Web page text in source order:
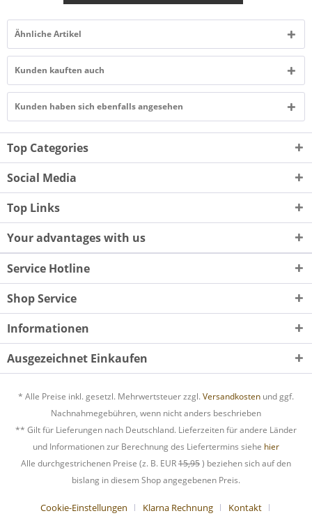
Ähnliche Artikel
Kunden kauften auch
Kunden haben sich ebenfalls angesehen
Top Categories
Social Media
Top Links
Your advantages with us
Service Hotline
Shop Service
Informationen
Ausgezeichnet Einkaufen
* Alle Preise inkl. gesetzl. Mehrwertsteuer zzgl. Versandkosten und ggf.
Nachnahmegebühren, wenn nicht anders beschrieben
** Gilt für Lieferungen nach Deutschland. Lieferzeiten für andere Länder
und Informationen zur Berechnung des Liefertermins siehe hier
Alle durchgestrichenen Preise (z. B. EUR15,95) beziehen sich auf den
bislang in diesem Shop angegebenen Preis.
Cookie-Einstellungen Klarna Rechnung Kontakt